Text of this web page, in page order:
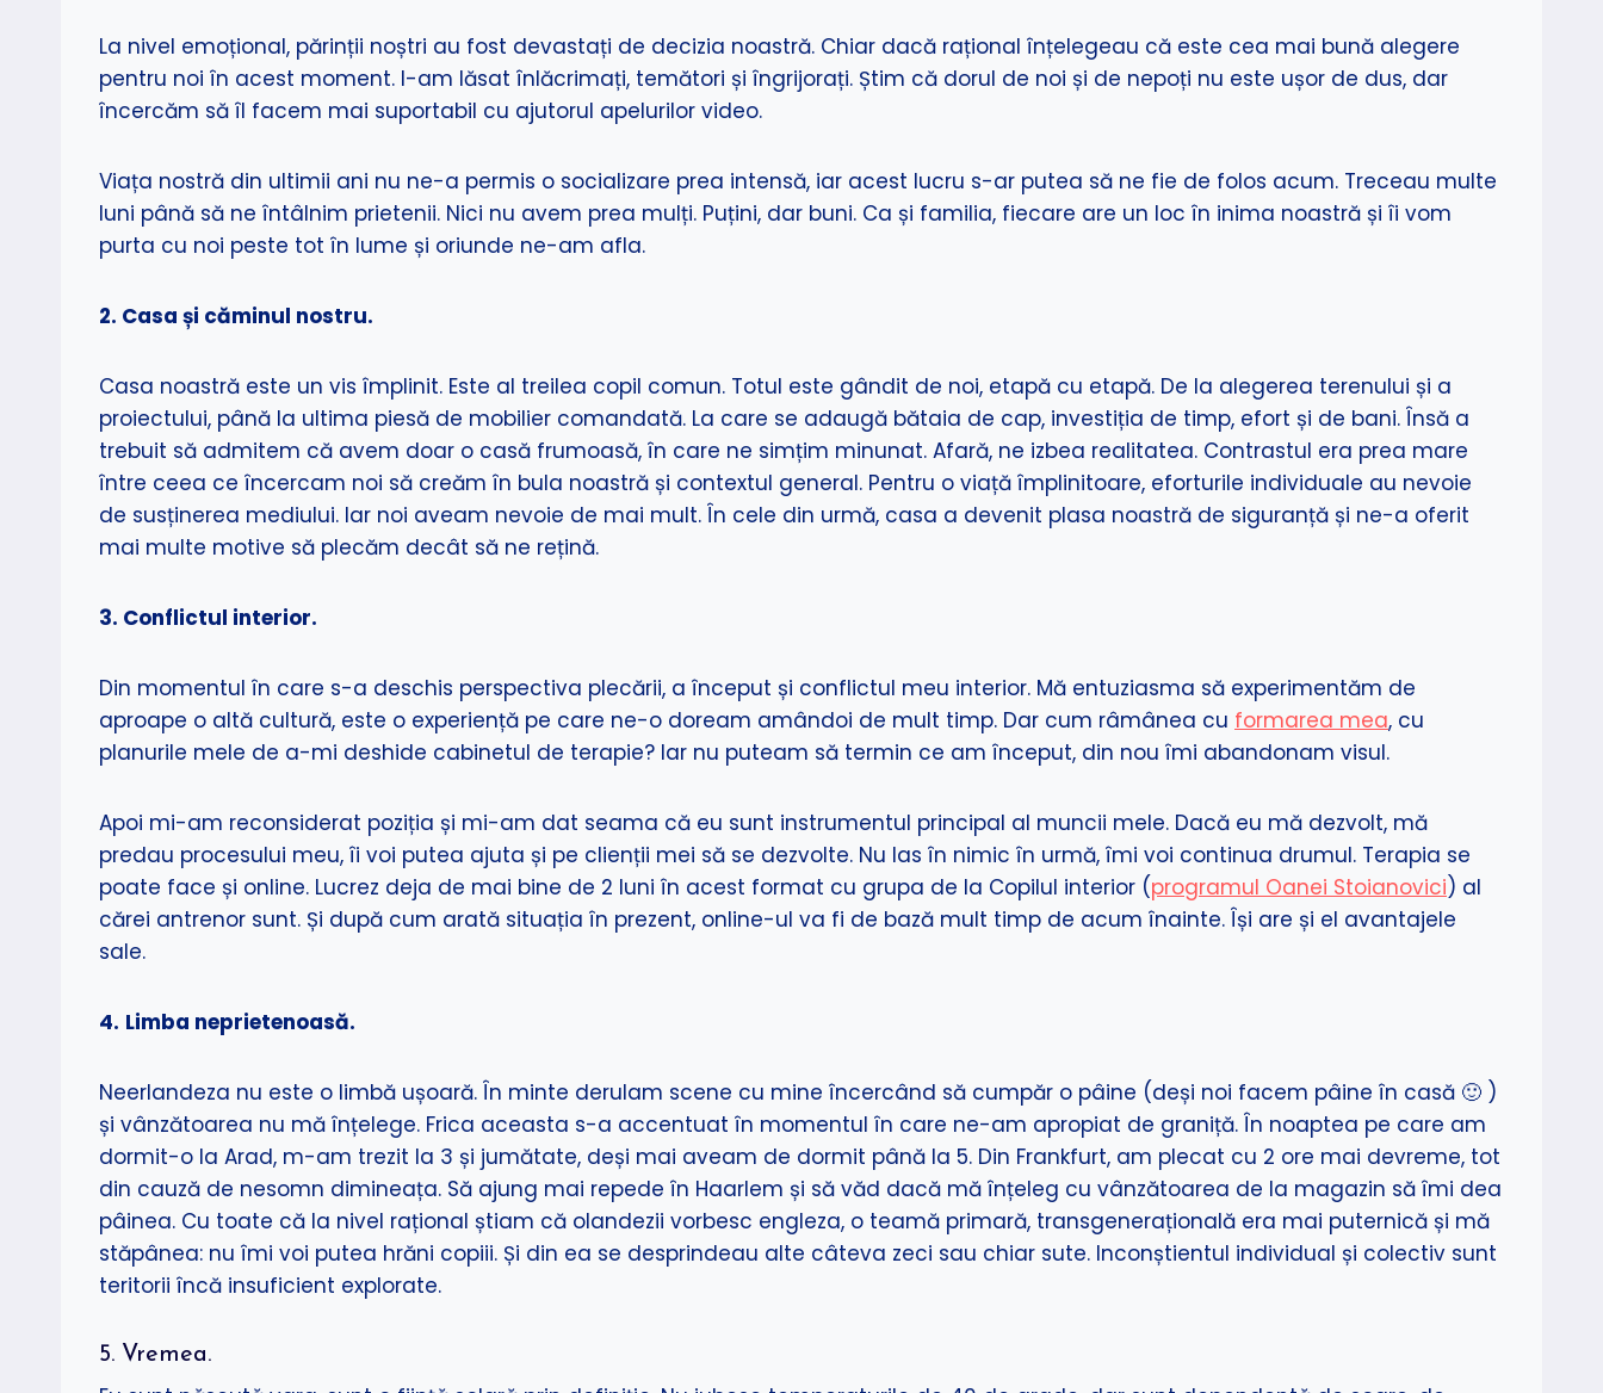
La nivel emoțional, părinții noștri au fost devastați de decizia noastră. Chiar dacă rațional înțelegeau că este cea mai bună alegere
pentru noi în acest moment. I-am lăsat înlăcrimați, temători și îngrijorați. Știm că dorul de noi și de nepoți nu este ușor de dus, dar
încercăm să îl facem mai suportabil cu ajutorul apelurilor video.
Viața nostră din ultimii ani nu ne-a permis o socializare prea intensă, iar acest lucru s-ar putea să ne fie de folos acum. Treceau multe
luni până să ne întâlnim prietenii. Nici nu avem prea mulți. Puțini, dar buni. Ca și familia, fiecare are un loc în inima noastră și îi vom
purta cu noi peste tot în lume și oriunde ne-am afla.
2. Casa și căminul nostru.
Casa noastră este un vis împlinit. Este al treilea copil comun. Totul este gândit de noi, etapă cu etapă. De la alegerea terenului și a
proiectului, până la ultima piesă de mobilier comandată. La care se adaugă bătaia de cap, investiția de timp, efort și de bani. Însă a
trebuit să admitem că avem doar o casă frumoasă, în care ne simțim minunat. Afară, ne izbea realitatea. Contrastul era prea mare
între ceea ce încercam noi să creăm în bula noastră și contextul general. Pentru o viață împlinitoare, eforturile individuale au nevoie
de susținerea mediului. Iar noi aveam nevoie de mai mult. În cele din urmă, casa a devenit plasa noastră de siguranță și ne-a oferit
mai multe motive să plecăm decât să ne rețină.
3. Conflictul interior.
Din momentul în care s-a deschis perspectiva plecării, a început și conflictul meu interior. Mă entuziasma să experimentăm de
aproape o altă cultură, este o experiență pe care ne-o doream amândoi de mult timp. Dar cum râmânea cu formarea mea, cu
planurile mele de a-mi deshide cabinetul de terapie? Iar nu puteam să termin ce am început, din nou îmi abandonam visul.
Apoi mi-am reconsiderat poziția și mi-am dat seama că eu sunt instrumentul principal al muncii mele. Dacă eu mă dezvolt, mă
predau procesului meu, îi voi putea ajuta și pe clienții mei să se dezvolte. Nu las în nimic în urmă, îmi voi continua drumul. Terapia se
poate face și online. Lucrez deja de mai bine de 2 luni în acest format cu grupa de la Copilul interior (programul Oanei Stoianovici) al
cărei antrenor sunt. Și după cum arată situația în prezent, online-ul va fi de bază mult timp de acum înainte. Își are și el avantajele
sale.
4. Limba neprietenoasă.
Neerlandeza nu este o limbă ușoară. În minte derulam scene cu mine încercând să cumpăr o pâine (deși noi facem pâine în casă 🙂 )
și vânzătoarea nu mă înțelege. Frica aceasta s-a accentuat în momentul în care ne-am apropiat de graniță. În noaptea pe care am
dormit-o la Arad, m-am trezit la 3 și jumătate, deși mai aveam de dormit până la 5. Din Frankfurt, am plecat cu 2 ore mai devreme, tot
din cauză de nesomn dimineața. Să ajung mai repede în Haarlem și să văd dacă mă înțeleg cu vânzătoarea de la magazin să îmi dea
pâinea. Cu toate că la nivel rațional știam că olandezii vorbesc engleza, o teamă primară, transgenerațională era mai puternică și mă
stăpânea: nu îmi voi putea hrăni copiii. Și din ea se desprindeau alte câteva zeci sau chiar sute. Inconștientul individual și colectiv sunt
teritorii încă insuficient explorate.
5. Vremea.